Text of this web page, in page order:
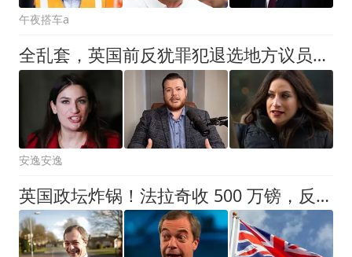
午夜搭车a
全乱套，英国前反犹罪犯退选地方议员，保守党反手力挺他当顾问
安逸安逸
英国政坛炸锅！法拉奇收 500 万镑，反对党痛批：这是政治交易？